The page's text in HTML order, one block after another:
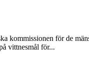
för de
vittnesmål för...